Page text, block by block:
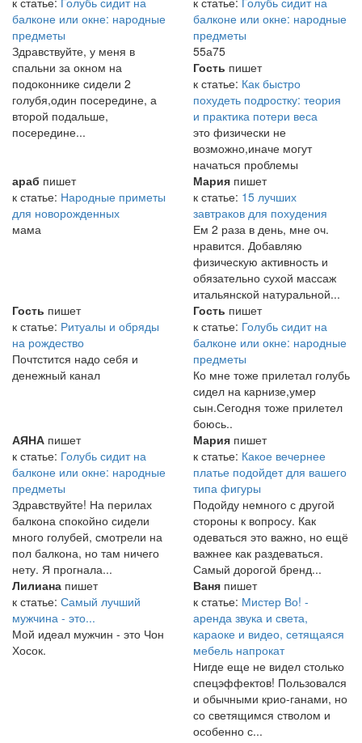
балконе или окне: народные
предметы
Здравствуйте, у меня в
спальни за окном на
подоконнике сидели 2
голубя,один посередине, а
второй подальше,
посередине...
балконе или окне: народные
предметы
55а75
Гость пишет
к статье: Как быстро
похудеть подростку: теория
и практика потери веса
это физически не
возможно,иначе могут
начаться проблемы
араб пишет
к статье: Народные приметы
для новорожденных
мама
Мария пишет
к статье: 15 лучших
завтраков для похудения
Ем 2 раза в день, мне оч.
нравится. Добавляю
физическую активность и
обязательно сухой массаж
итальянской натуральной...
Гость пишет
к статье: Ритуалы и обряды
на рождество
Почтстится надо себя и
денежный канал
Гость пишет
к статье: Голубь сидит на
балконе или окне: народные
предметы
Ко мне тоже прилетал голубь
сидел на карнизе,умер
сын.Сегодня тоже прилетел
боюсь..
АЯНА пишет
к статье: Голубь сидит на
балконе или окне: народные
предметы
Здравствуйте! На перилах
балкона спокойно сидели
много голубей, смотрели на
пол балкона, но там ничего
нету. Я прогнала...
Мария пишет
к статье: Какое вечернее
платье подойдет для вашего
типа фигуры
Подойду немного с другой
стороны к вопросу. Как
одеваться это важно, но ещё
важнее как раздеваться.
Самый дорогой бренд...
Лилиана пишет
к статье: Самый лучший
мужчина - это...
Мой идеал мужчин - это Чон
Хосок.
Ваня пишет
к статье: Мистер Во! -
аренда звука и света,
караоке и видео, сетящаяся
мебель напрокат
Нигде еще не видел столько
спецэффектов! Пользовался
и обычными крио-ганами, но
со светящимся стволом и
особенно с...